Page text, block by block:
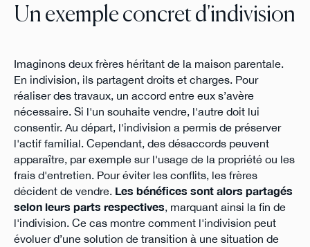
Un exemple concret d'indivision
Imaginons deux frères héritant de la maison parentale.
En indivision, ils partagent droits et charges. Pour
réaliser des travaux, un accord entre eux s’avère
nécessaire. Si l'un souhaite vendre, l'autre doit lui
consentir. Au départ, l'indivision a permis de préserver
l'actif familial. Cependant, des désaccords peuvent
apparaître, par exemple sur l'usage de la propriété ou les
frais d'entretien. Pour éviter les conflits, les frères
décident de vendre. Les bénéfices sont alors partagés
selon leurs parts respectives, marquant ainsi la fin de
l'indivision. Ce cas montre comment l'indivision peut
évoluer d’une solution de transition à une situation de